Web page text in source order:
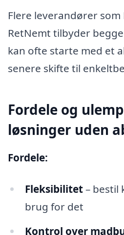
Flere leverandører som
RetNemt tilbyder
kan ofte starte med et
senere skifte til
Fordele og
løsninger uden
Fordele:
Fleksibilitet– bestil
brug for det
Kontrol over